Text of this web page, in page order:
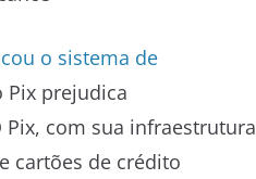
o sistema de
Pix prejudica
Pix, com sua infraestrutura
cartões de crédito